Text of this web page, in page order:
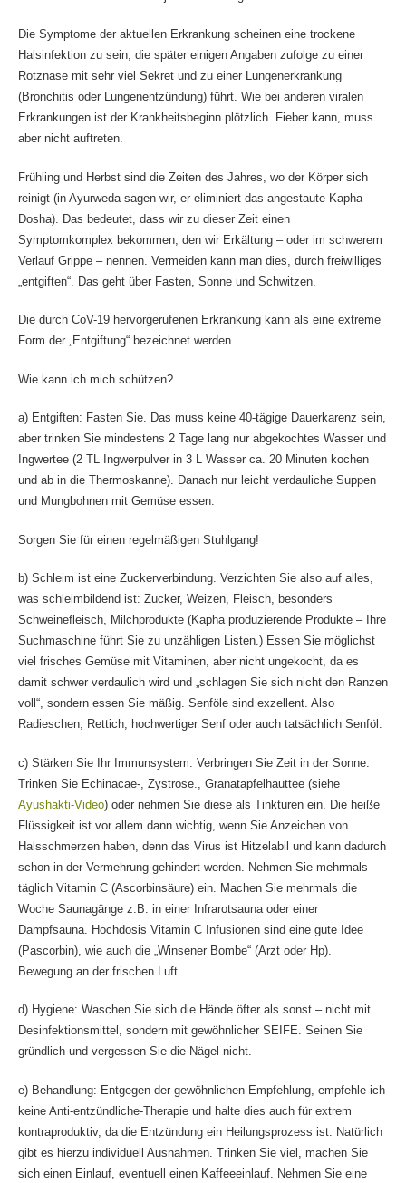
Die Symptome der aktuellen Erkrankung scheinen eine trockene
Halsinfektion zu sein, die später einigen Angaben zufolge zu einer
Rotznase mit sehr viel Sekret und zu einer Lungenerkrankung
(Bronchitis oder Lungenentzündung) führt. Wie bei anderen viralen
Erkrankungen ist der Krankheitsbeginn plötzlich. Fieber kann, muss
aber nicht auftreten.
Frühling und Herbst sind die Zeiten des Jahres, wo der Körper sich
reinigt (in Ayurweda sagen wir, er eliminiert das angestaute Kapha
Dosha). Das bedeutet, dass wir zu dieser Zeit einen
Symptomkomplex bekommen, den wir Erkältung – oder im schwerem
Verlauf Grippe – nennen. Vermeiden kann man dies, durch freiwilliges
„entgiften“. Das geht über Fasten, Sonne und Schwitzen.
Die durch CoV-19 hervorgerufenen Erkrankung kann als eine extreme
Form der „Entgiftung“ bezeichnet werden.
Wie kann ich mich schützen?
a) Entgiften: Fasten Sie. Das muss keine 40-tägige Dauerkarenz sein,
aber trinken Sie mindestens 2 Tage lang nur abgekochtes Wasser und
Ingwertee (2 TL Ingwerpulver in 3 L Wasser ca. 20 Minuten kochen
und ab in die Thermoskanne). Danach nur leicht verdauliche Suppen
und Mungbohnen mit Gemüse essen.
Sorgen Sie für einen regelmäßigen Stuhlgang!
b) Schleim ist eine Zuckerverbindung. Verzichten Sie also auf alles,
was schleimbildend ist: Zucker, Weizen, Fleisch, besonders
Schweinefleisch, Milchprodukte (Kapha produzierende Produkte – Ihre
Suchmaschine führt Sie zu unzähligen Listen.) Essen Sie möglichst
viel frisches Gemüse mit Vitaminen, aber nicht ungekocht, da es
damit schwer verdaulich wird und „schlagen Sie sich nicht den Ranzen
voll“, sondern essen Sie mäßig. Senföle sind exzellent. Also
Radieschen, Rettich, hochwertiger Senf oder auch tatsächlich Senföl.
c) Stärken Sie Ihr Immunsystem: Verbringen Sie Zeit in der Sonne.
Trinken Sie Echinacae-, Zystrose., Granatapfelhauttee (siehe
Ayushakti-Video) oder nehmen Sie diese als Tinkturen ein. Die heiße
Flüssigkeit ist vor allem dann wichtig, wenn Sie Anzeichen von
Halsschmerzen haben, denn das Virus ist Hitzelabil und kann dadurch
schon in der Vermehrung gehindert werden. Nehmen Sie mehrmals
täglich Vitamin C (Ascorbinsäure) ein. Machen Sie mehrmals die
Woche Saunagänge z.B. in einer Infrarotsauna oder einer
Dampfsauna. Hochdosis Vitamin C Infusionen sind eine gute Idee
(Pascorbin), wie auch die „Winsener Bombe“ (Arzt oder Hp).
Bewegung an der frischen Luft.
d) Hygiene: Waschen Sie sich die Hände öfter als sonst – nicht mit
Desinfektionsmittel, sondern mit gewöhnlicher SEIFE. Seinen Sie
gründlich und vergessen Sie die Nägel nicht.
e) Behandlung: Entgegen der gewöhnlichen Empfehlung, empfehle ich
keine Anti-entzündliche-Therapie und halte dies auch für extrem
kontraproduktiv, da die Entzündung ein Heilungsprozess ist. Natürlich
gibt es hierzu individuell Ausnahmen. Trinken Sie viel, machen Sie
sich einen Einlauf, eventuell einen Kaffeeeinlauf. Nehmen Sie eine